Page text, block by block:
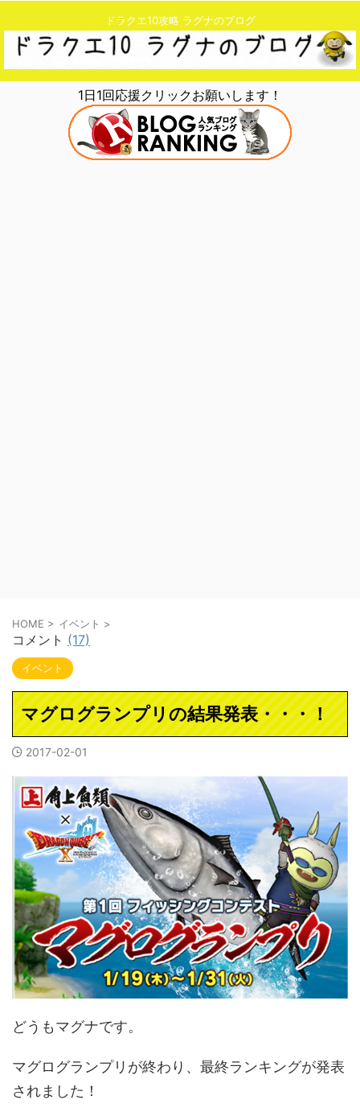
ドラクエ10攻略 ラグナのブログ
1日1回応援クリックお願いします！
HOME > イベント >
コメント (17)
イベント
マグログランプリの結果発表・・・！
2017-02-01
どうもマグナです。
マグログランプリが終わり、最終ランキングが発表
されました！